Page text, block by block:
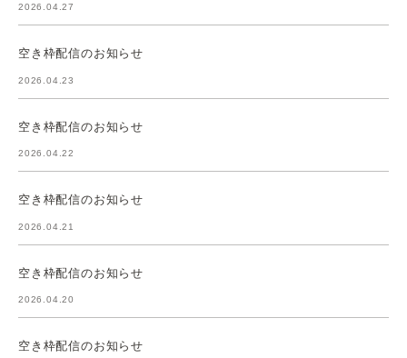
2026.04.27
空き枠配信のお知らせ
2026.04.23
空き枠配信のお知らせ
2026.04.22
空き枠配信のお知らせ
2026.04.21
空き枠配信のお知らせ
2026.04.20
空き枠配信のお知らせ